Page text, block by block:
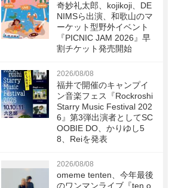
奇妙礼太郎、kojikoji、DE
NIMSら出演、和歌山のマ
ーケット型野外イベント
『PICNIC JAM 2026』早
割チケット発売開始
2026/08/08
福井で開催のキャンプイ
ン音楽フェス『Rockroshi
Starry Music Festival 202
6』第3弾出演者としてSC
OOBIE DO、かりゆし5
8、Reiを発表
2026/08/08
omeme tenten、今年最後
のワンマンライブ『ten o